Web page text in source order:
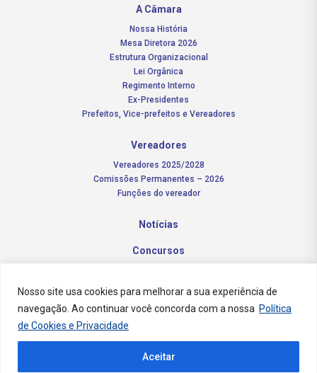
Nosso site usa cookies para melhorar a sua experiência de
navegação. Ao continuar você concorda com a nossa Política
de Cookies e Privacidade
Aceitar
A Câmara
Nossa História
Mesa Diretora 2026
Estrutura Organizacional
Lei Orgânica
Regimento Interno
Ex-Presidentes
Prefeitos, Vice-prefeitos e Vereadores
Vereadores
Vereadores 2025/2028
Comissões Permanentes – 2026
Funções do vereador
Notícias
Concursos
Contato